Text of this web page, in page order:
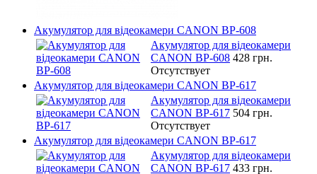
Акумулятор для відеокамери CANON BP-608
Акумулятор для відеокамери
CANON BP-608 428 грн.
Отсутствует
Акумулятор для відеокамери CANON BP-617
Акумулятор для відеокамери
CANON BP-617 504 грн.
Отсутствует
Акумулятор для відеокамери CANON BP-617
Акумулятор для відеокамери
CANON BP-617 433 грн.